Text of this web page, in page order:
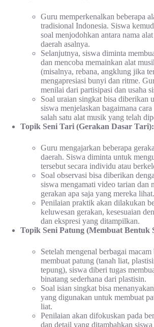
Guru memperkenalkan beberapa
tradisional Indonesia. Siswa
soal menjodohkan antara nama
daerah asalnya.
Selanjutnya, siswa diminta
dan mencoba memainkan alat
(misalnya, rebana, angklung jika
mengapresiasi bunyi dan ritme.
menilai dari partisipasi dan usaha
Soal uraian singkat bisa diberikan
siswa menjelaskan bagaimana
salah satu alat musik yang telah
Topik Seni Tari (Gerakan Dasar Tari):
Guru mengajarkan beberapa
daerah. Siswa diminta untuk
tersebut secara individu atau
Soal observasi bisa diberikan
siswa mengamati video tarian dan
gerakan apa saja yang mereka lihat.
Penilaian praktik akan dilakukan
keluwesan gerakan, kesesuaian
dan ekspresi yang ditampilkan.
Topik Seni Patung (Membuat Bentuk
Setelah mengenal berbagai
membuat patung (tanah liat,
tepung), siswa diberi tugas
binatang sederhana dari plastisin.
Soal isian singkat bisa
yang digunakan untuk membuat
liat.
Penilaian akan difokuskan pada
dan detail yang ditambahkan siswa